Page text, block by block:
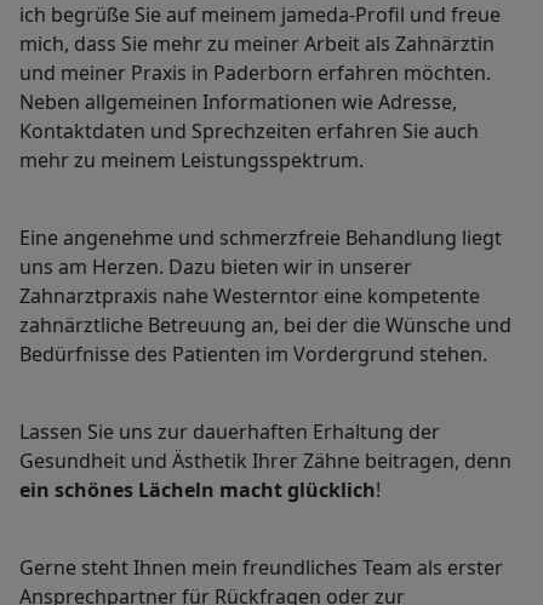
ich begrüße Sie auf meinem jameda-Profil und freue
mich, dass Sie mehr zu meiner Arbeit als Zahnärztin
und meiner Praxis in Paderborn erfahren möchten.
Neben allgemeinen Informationen wie Adresse,
Kontaktdaten und Sprechzeiten erfahren Sie auch
mehr zu meinem Leistungsspektrum.
Eine angenehme und schmerzfreie Behandlung liegt
uns am Herzen. Dazu bieten wir in unserer
Zahnarztpraxis nahe Westerntor eine kompetente
zahnärztliche Betreuung an, bei der die Wünsche und
Bedürfnisse des Patienten im Vordergrund stehen.
Lassen Sie uns zur dauerhaften Erhaltung der
Gesundheit und Ästhetik Ihrer Zähne beitragen, denn
ein schönes Lächeln macht glücklich!
Gerne steht Ihnen mein freundliches Team als erster
Ansprechpartner für Rückfragen oder zur